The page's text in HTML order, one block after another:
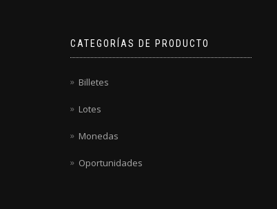
CATEGORÍAS DE PRODUCTO
Billetes
Lotes
Monedas
Oportunidades